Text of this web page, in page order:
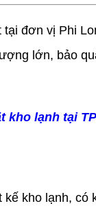
đơn vị Phi
lớn, bảo
kho lạnh tại
kho lạnh, có